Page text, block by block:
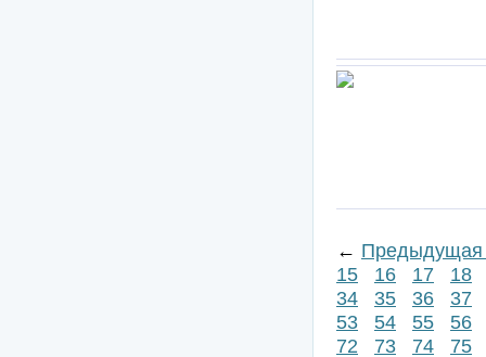
← Предыдущая
15
16 17
18
34
35 36
37
53
54 55
56
72
73 74
75